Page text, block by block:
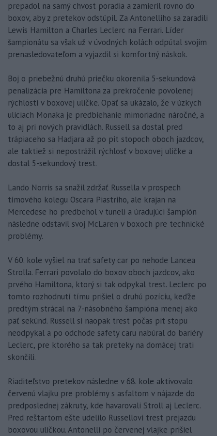
prepadol na samý chvost poradia a zamieril rovno do
boxov, aby z pretekov odstúpil. Za Antonelliho sa zaradili
Lewis Hamilton a Charles Leclerc na Ferrari. Líder
šampionátu sa však už v úvodných kolách odpútal svojim
prenasledovateľom a vyjazdil si komfortný náskok.
Boj o priebežnú druhú priečku okorenila 5-sekundová
penalizácia pre Hamiltona za prekročenie povolenej
rýchlosti v boxovej uličke. Opäť sa ukázalo, že v úzkych
uliciach Monaka je predbiehanie mimoriadne náročné, a
to aj pri nových pravidlách. Russell sa dostal pred
trápiaceho sa Hadjara až po pit stopoch oboch jazdcov,
ale taktiež si nepostrážil rýchlosť v boxovej uličke a
dostal 5-sekundový trest.
Lando Norris sa snažil zdržať Russella v prospech
tímového kolegu Oscara Piastriho, ale krajan na
Mercedese ho predbehol v tuneli a úradujúci šampión
následne odstavil svoj McLaren v boxoch pre technické
problémy.
V 60. kole vyšiel na trať safety car po nehode Lancea
Strolla. Ferrari povolalo do boxov oboch jazdcov, ako
prvého Hamiltona, ktorý si tak odpykal trest. Leclerc po
tomto rozhodnutí tímu prišiel o druhú pozíciu, keďže
predtým strácal na 7-násobného šampióna menej ako
päť sekúnd. Russell si naopak trest počas pit stopu
neodpykal a po odchode safety caru nabúral do bariéry
Leclerc, pre ktorého sa tak preteky na domácej trati
skončili.
Riaditeľstvo pretekov následne v 68. kole aktivovalo
červenú vlajku pre problémy s asfaltom v nájazde do
predposlednej zákruty, kde havarovali Stroll aj Leclerc.
Pred reštartom ešte udelilo Russellovi trest prejazdu
boxovou uličkou. Antonelli po červenej vlajke prišiel